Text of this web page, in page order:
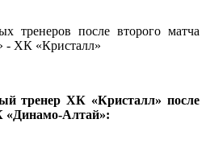
тренеров после второго матча
- ХК «Кристалл»
тренер ХК «Кристалл» после
«Динамо-Алтай»: